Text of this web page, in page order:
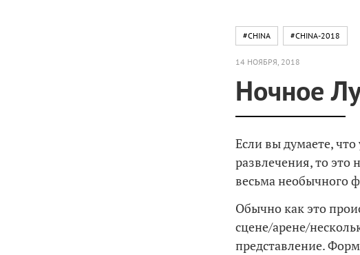
#CHINA #CHINA-2018
14 НОЯБРЯ, 2018
Ночное
Если вы думаете,
развлечения, то это
весьма необычного
Обычно как это
сцене/арене/
представление.